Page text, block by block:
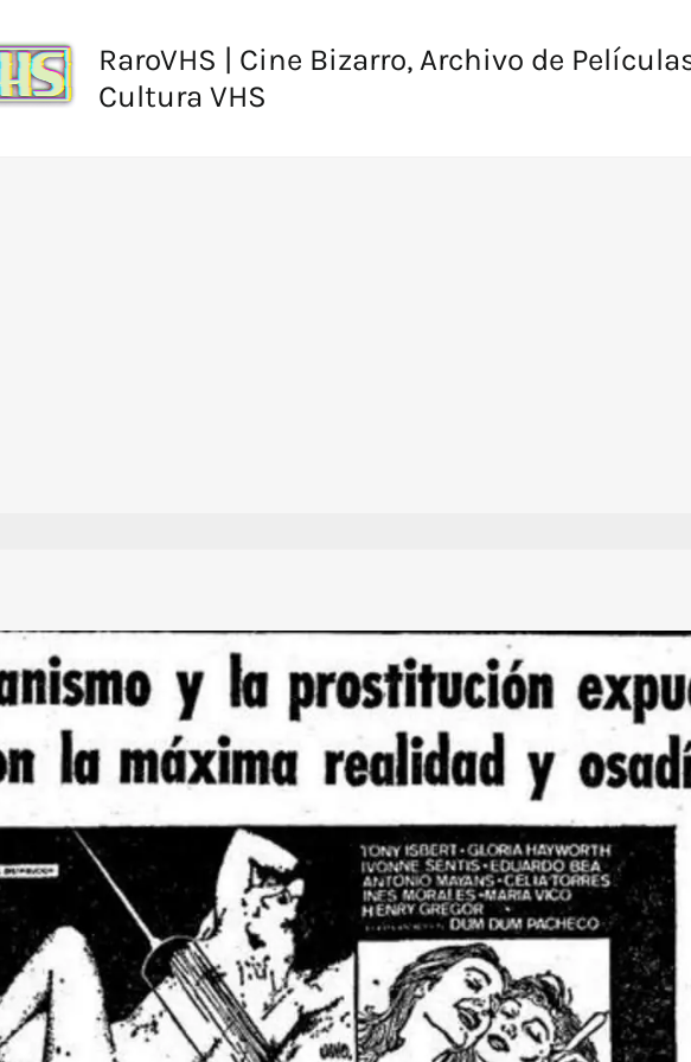
RaroVHS | Cine Bizarro, Archivo de
Cultura VHS